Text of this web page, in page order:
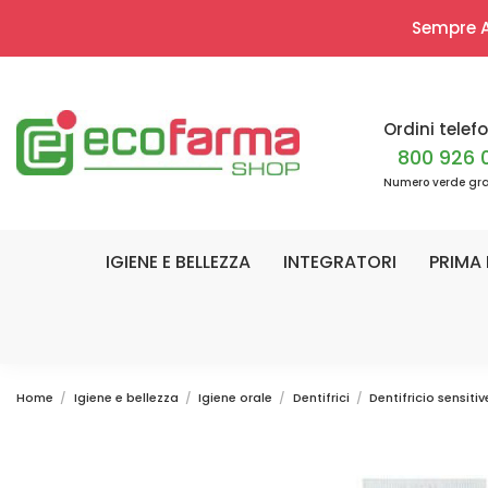
Sempre
Ordini
800 926
Numero verde
IGIENE E BELLEZZA INTEGRATORI PRIMA
Home Igiene e bellezza Igiene orale Dentifrici Dentifricio